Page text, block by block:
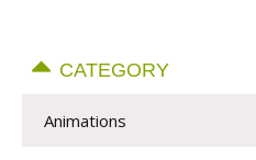
CATEGORY
Animations